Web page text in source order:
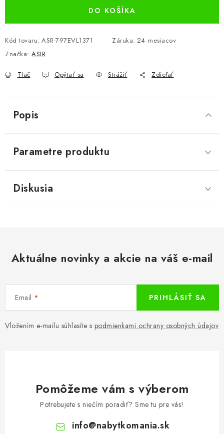
DO KOŠÍKA
Kód tovaru: ASR-797EVL1371 Záruka: 24 mesiacov
Značka: ASIR
Tlač Opýtať sa Strážiť Zdieľať
Popis
Parametre produktu
Diskusia
Aktuálne novinky a akcie na váš e-mail
Email
Vložením e-mailu súhlasíte s podmienkami ochrany osobných údajov
PRIHLÁSIŤ SA
Pomôžeme vám s výberom
Potrebujete s niečím poradiť? Sme tu pre vás!
info@nabytkomania.sk